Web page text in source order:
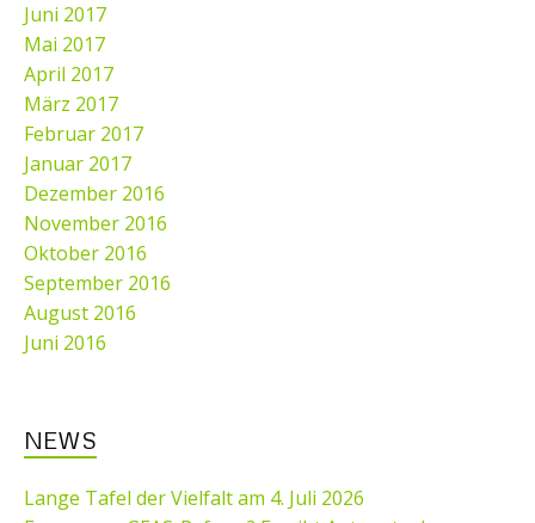
Juni 2017
Mai 2017
April 2017
März 2017
Februar 2017
Januar 2017
Dezember 2016
November 2016
Oktober 2016
September 2016
August 2016
Juni 2016
NEWS
Lange Tafel der Vielfalt am 4. Juli 2026